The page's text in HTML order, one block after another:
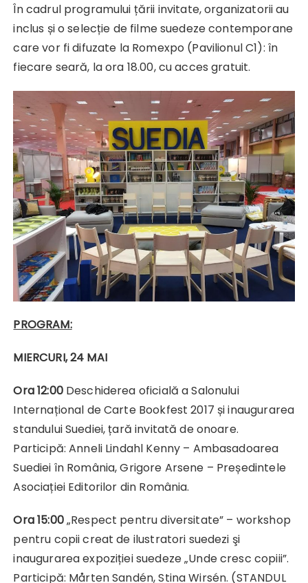
În cadrul programului țării invitate, organizatorii au
inclus și o selecție de filme suedeze contemporane
care vor fi difuzate la Romexpo (Pavilionul C1): în
fiecare seară, la ora 18.00, cu acces gratuit.
PROGRAM:
MIERCURI, 24 MAI
Ora 12:00Deschiderea oficială a Salonului
Internațional de Carte Bookfest 2017 și inaugurarea
standului Suediei, țară invitată de onoare.
Participă: Anneli Lindahl Kenny – Ambasadoarea
Suediei în România, Grigore Arsene – Președintele
Asociației Editorilor din România.
Ora 15:00„Respect pentru diversitate” – workshop
pentru copii creat de ilustratori suedezi şi
inaugurarea expoziției suedeze „Unde cresc copiii”.
Participă: Mårten Sandén, Stina Wirsén. (STANDUL